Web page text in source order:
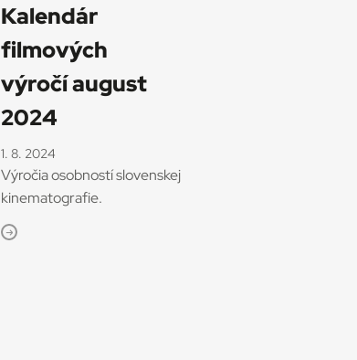
Kalendár
filmových
výročí august
2024
1. 8. 2024
Výročia osobností slovenskej
kinematografie.